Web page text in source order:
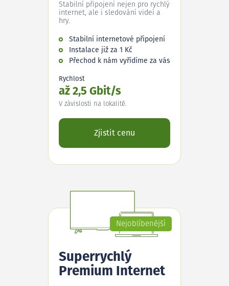
Stabilní připojení nejen pro rychlý
internet, ale i sledování videí a
hry.
Stabilní internetové připojení
Instalace již za 1 Kč
Přechod k nám vyřídíme za vás
Rychlost
až 2,5 Gbit/s
V závislosti na lokalitě.
Zjistit cenu
Nejoblíbenější
Superrychlý
Premium Internet